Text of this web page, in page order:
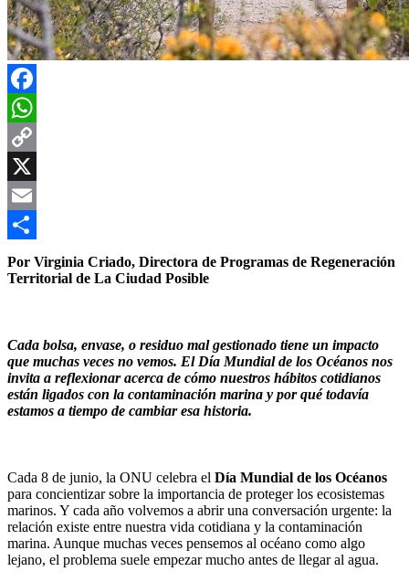
Facebook
WhatsApp
Copy
Link
X
Email
Compartir
Por Virginia Criado, Directora de Programas de Regeneración
Territorial de La Ciudad Posible
Cada bolsa, envase, o residuo mal gestionado tiene un impacto
que muchas veces no vemos. El Día Mundial de los Océanos nos
invita a reflexionar acerca de cómo nuestros hábitos cotidianos
están ligados con la contaminación marina y por qué todavía
estamos a tiempo de cambiar esa historia.
Cada 8 de junio, la ONU celebra el Día Mundial de los Océanos
para concientizar sobre la importancia de proteger los ecosistemas
marinos. Y cada año volvemos a abrir una conversación urgente: la
relación existe entre nuestra vida cotidiana y la contaminación
marina. Aunque muchas veces pensemos al océano como algo
lejano, el problema suele empezar mucho antes de llegar al agua.